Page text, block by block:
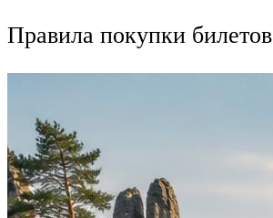
Правила покупки билетов